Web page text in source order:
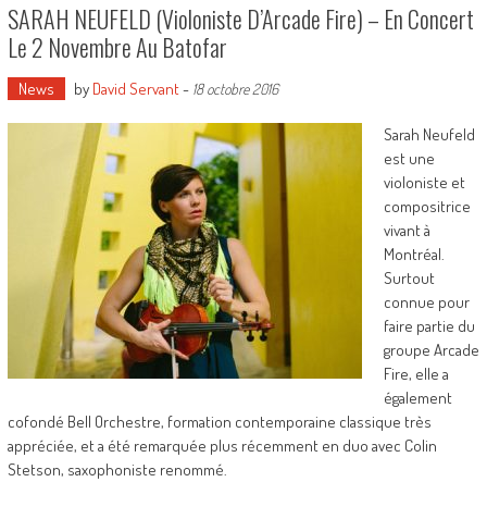
SARAH NEUFELD (violoniste D’Arcade Fire) – En Concert
Le 2 Novembre Au Batofar
News by David Servant- 18 octobre 2016
Sarah Neufeld
est une
violoniste et
compositrice
vivant à
Montréal.
Surtout
connue pour
faire partie du
groupe Arcade
Fire, elle a
également
cofondé Bell Orchestre, formation contemporaine classique très
appréciée, et a été remarquée plus récemment en duo avec Colin
Stetson, saxophoniste renommé.